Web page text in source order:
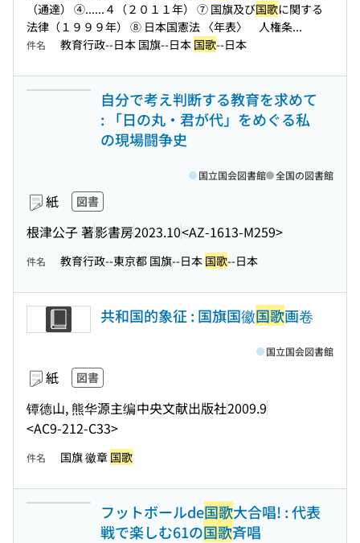
（通達） ④......４（２０１１年） ⑦ 国旗及び国歌に関する
法律（１９９９年） ⑧ 日本国憲法 〈年表〉 人権条...
件名 教育行政--日本 国旗--日本 国歌--日本
自分で考え判断する教育を求めて
: 「日の丸・君が代」をめぐる私
の現場闘争史
紙 図書
根津公子 著影書房2023.10<AZ-1613-M259>
国立国会図書館 全国の図書館
件名 教育行政--東京都 国旗--日本 国歌--日本
共和国的象征 : 国旗国徽国歌画卷
紙 図書
镡德山, 熊华源主编中央文献出版社2009.9
<AC9-212-C33>
国立国会図書館
件名 国旗 徽章 国歌
フットボールde国歌大合唱! : 代表
戦で楽しむ61の国歌斉唱